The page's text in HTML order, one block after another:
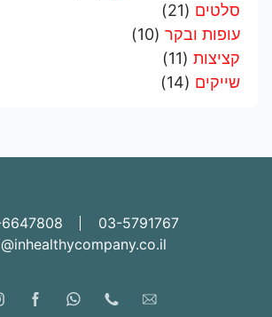
סלטים (21)
עופות ובקר (10)
קציצות (11)
שייקים (14)
03-5791767